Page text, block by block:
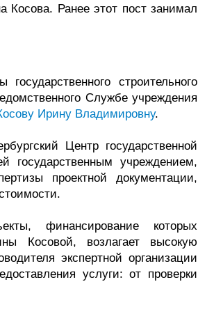
Косова. Ранее этот пост занимал
строительного
Службе учреждения
Ирину Владимировну.
Центр государственной
государственным учреждением,
проектной документации,
финансирование которых
Косовой, возлагает высокую
экспертной организации
услуги: от проверки